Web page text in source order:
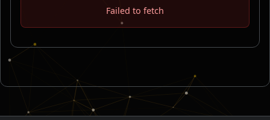
Failed to fetch